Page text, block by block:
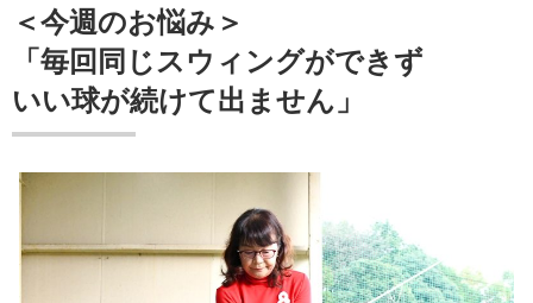
＜今週のお悩み＞
「毎回同じスウィングができず
いい球が続けて出ません」